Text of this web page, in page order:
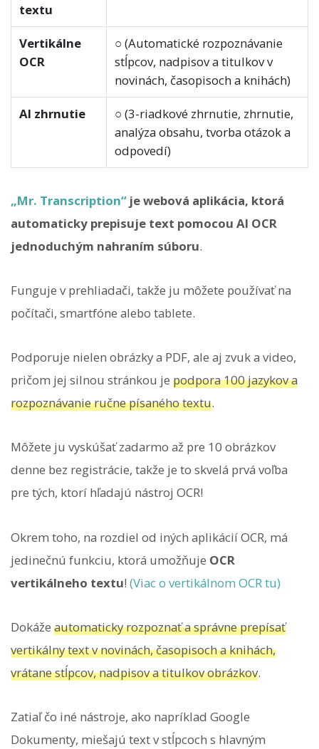
textu
Vertikálne
OCR
○ (Automatické rozpoznávanie
stĺpcov, nadpisov a titulkov v
novinách, časopisoch a knihách)
AI zhrnutie
○ (3-riadkové zhrnutie, zhrnutie,
analýza obsahu, tvorba otázok a
odpovedí)
„Mr. Transcription“je webová aplikácia, ktorá
automaticky prepisuje text pomocou AI OCR
jednoduchým nahraním súboru.
Funguje v prehliadači, takže ju môžete používať na
počítači, smartfóne alebo tablete.
Podporuje nielen obrázky a PDF, ale aj zvuk a video,
pričom jej silnou stránkou je podpora 100 jazykov a
rozpoznávanie ručne písaného textu.
Môžete ju vyskúšať zadarmo až pre 10 obrázkov
denne bez registrácie, takže je to skvelá prvá voľba
pre tých, ktorí hľadajú nástroj OCR!
Okrem toho, na rozdiel od iných aplikácií OCR, má
jedinečnú funkciu, ktorá umožňuje OCR
vertikálneho textu! (Viac o vertikálnom OCR tu)
Dokáže automaticky rozpoznať a správne prepísať
vertikálny text v novinách, časopisoch a knihách,
vrátane stĺpcov, nadpisov a titulkov obrázkov.
Zatiaľ čo iné nástroje, ako napríklad Google
Dokumenty, miešajú text v stĺpcoch s hlavným